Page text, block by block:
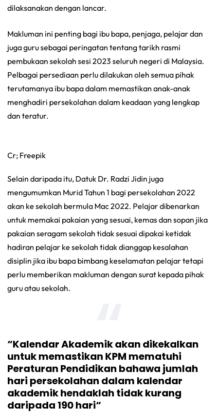
dilaksanakan dengan lancar.
Makluman ini penting bagi ibu bapa, penjaga, pelajar dan
juga guru sebagai peringatan tentang tarikh rasmi
pembukaan sekolah sesi 2023 seluruh negeri di Malaysia.
Pelbagai persediaan perlu dilakukan oleh semua pihak
terutamanya ibu bapa dalam memastikan anak-anak
menghadiri persekolahan dalam keadaan yang lengkap
dan teratur.
Cr; Freepik
Selain daripada itu, Datuk Dr. Radzi Jidin juga
mengumumkan Murid Tahun 1 bagi persekolahan 2022
akan ke sekolah bermula Mac 2022. Pelajar dibenarkan
untuk memakai pakaian yang sesuai, kemas dan sopan jika
pakaian seragam sekolah tidak sesuai dipakai ketidak
hadiran pelajar ke sekolah tidak dianggap kesalahan
disiplin jika ibu bapa bimbang keselamatan pelajar tetapi
perlu memberikan makluman dengan surat kepada pihak
guru atau sekolah.
“Kalendar Akademik akan dikekalkan
untuk memastikan KPM mematuhi
Peraturan Pendidikan bahawa jumlah
hari persekolahan dalam kalendar
akademik hendaklah tidak kurang
daripada 190 hari“